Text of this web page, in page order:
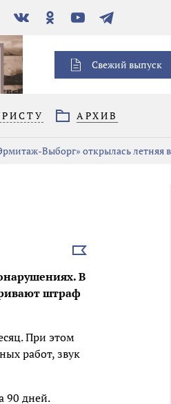
В
контакте
Одноклассники
YouTubeТелеграм
Свежий выпуск
АРХИВ
Выборг» открылась летняя
Выбрать
В
штраф
При этом
работ, звук
90 дней.